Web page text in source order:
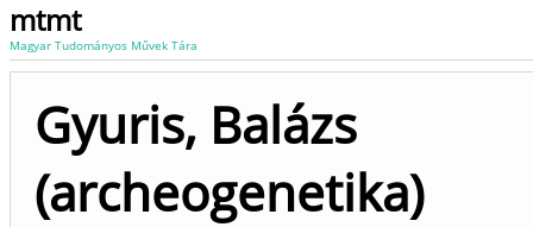
mtmt
Magyar Tudományos Művek Tára
Gyuris, Balázs
(archeogenetika)